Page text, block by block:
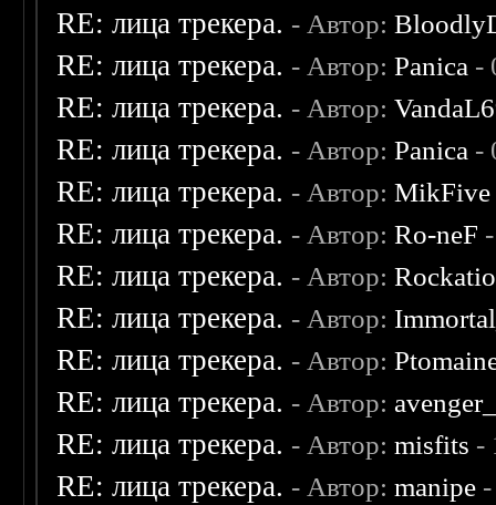
RE: лица трекера. - Автор:
RE: лица трекера. - Автор:Panica -
RE: лица трекера. - Автор:
RE: лица трекера. - Автор:Panica -
RE: лица трекера. - Автор:MikFive
RE: лица трекера. - Автор:Ro-neF
RE: лица трекера. - Автор:
RE: лица трекера. - Автор:
RE: лица трекера. - Автор:
RE: лица трекера. - Автор:
RE: лица трекера. - Автор:misfits -
RE: лица трекера. - Автор:manipe